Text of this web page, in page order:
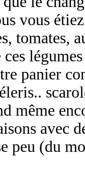
vous
tomates,
panier
même
avec
peu (du